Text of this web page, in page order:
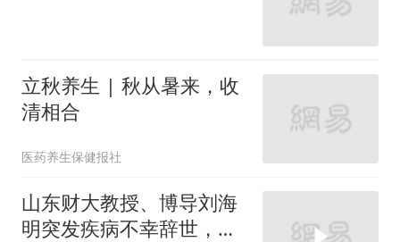
立秋养生 | 秋从暑来，收
清相合
医药养生保健报社
山东财大教授、博导刘海
明突发疾病不幸辞世，年